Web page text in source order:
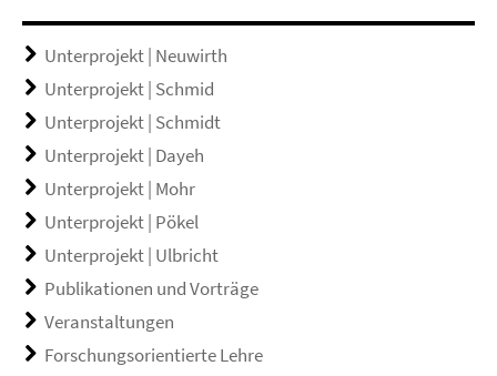
Unterprojekt | Neuwirth
Unterprojekt | Schmid
Unterprojekt | Schmidt
Unterprojekt | Dayeh
Unterprojekt | Mohr
Unterprojekt | Pökel
Unterprojekt | Ulbricht
Publikationen und Vorträge
Veranstaltungen
Forschungsorientierte Lehre